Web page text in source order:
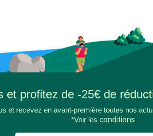
et profitez de -25€ de
et recevez en avant-première toutes nos
*Voir lesconditions